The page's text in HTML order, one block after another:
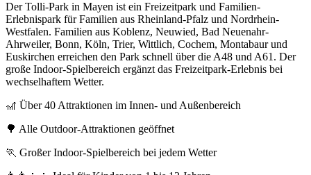
Der Tolli-Park in Mayen ist ein Freizeitpark und Familien-
Erlebnispark für Familien aus Rheinland-Pfalz und Nordrhein-
Westfalen. Familien aus Koblenz, Neuwied, Bad Neuenahr-
Ahrweiler, Bonn, Köln, Trier, Wittlich, Cochem, Montabaur und
Euskirchen erreichen den Park schnell über die A48 und A61. Der
große Indoor-Spielbereich ergänzt das Freizeitpark-Erlebnis bei
wechselhaftem Wetter.
🎢 Über 40 Attraktionen im Innen- und Außenbereich
🌳 Alle Outdoor-Attraktionen geöffnet
🏃 Großer Indoor-Spielbereich bei jedem Wetter